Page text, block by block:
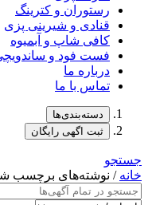
رستوران و کترینگ
قنادی و شیرینی پزی
کافی شاپ و آبمیوه
فست فود و
درباره ما
تماس با ما
دسته‌بندی‌ها
ثبت اگهی رایگان
جستجو
خانه / نوشته‌های برچسب